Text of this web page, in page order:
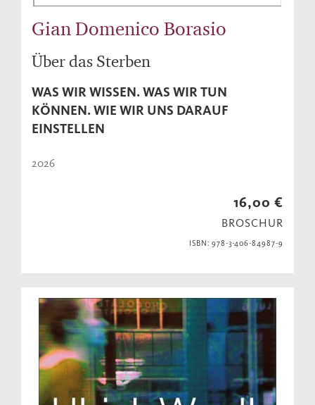
Gian Domenico Borasio
Über das Sterben
WAS WIR WISSEN. WAS WIR TUN
KÖNNEN. WIE WIR UNS DARAUF
EINSTELLEN
2026
16,00 €
BROSCHUR
ISBN: 978-3-406-84987-9